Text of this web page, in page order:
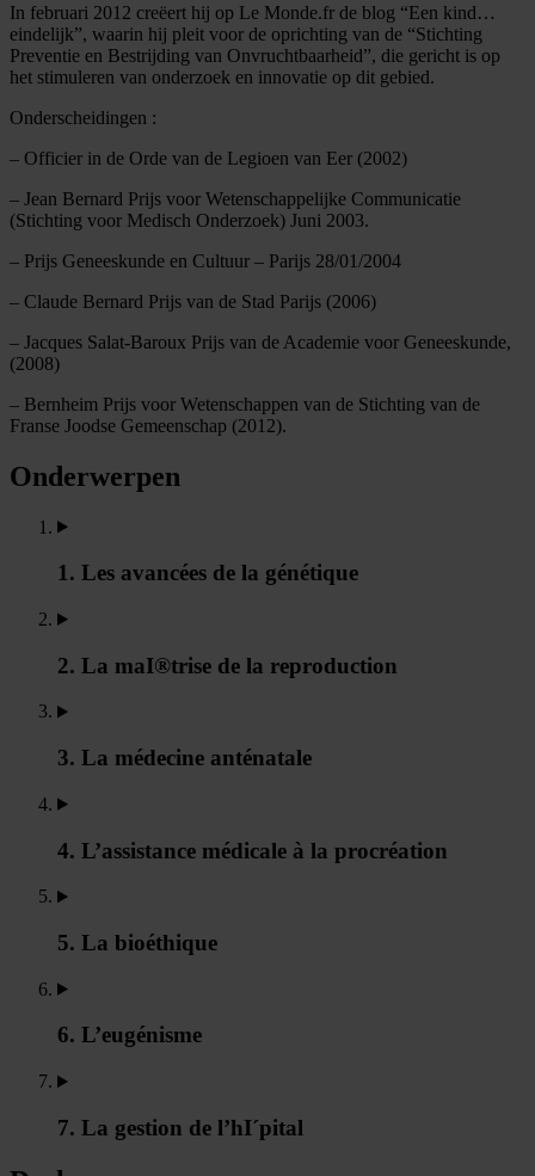
In februari 2012 creëert hij op Le Monde.fr de blog “Een kind…
eindelijk”, waarin hij pleit voor de oprichting van de “Stichting
Preventie en Bestrijding van Onvruchtbaarheid”, die gericht is op
het stimuleren van onderzoek en innovatie op dit gebied.
Onderscheidingen :
– Officier in de Orde van de Legioen van Eer (2002)
– Jean Bernard Prijs voor Wetenschappelijke Communicatie
(Stichting voor Medisch Onderzoek) Juni 2003.
– Prijs Geneeskunde en Cultuur – Parijs 28/01/2004
– Claude Bernard Prijs van de Stad Parijs (2006)
– Jacques Salat-Baroux Prijs van de Academie voor Geneeskunde,
(2008)
– Bernheim Prijs voor Wetenschappen van de Stichting van de
Franse Joodse Gemeenschap (2012).
Onderwerpen
1. Les avancées de la génétique
2. La maI®trise de la reproduction
3. La médecine anténatale
4. L’assistance médicale à la procréation
5. La bioéthique
6. L’eugénisme
7. La gestion de l’hI´pital